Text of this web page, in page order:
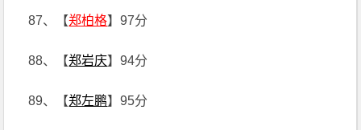
87、【郑柏格】97分
88、【郑岩庆】94分
89、【郑左鹏】95分